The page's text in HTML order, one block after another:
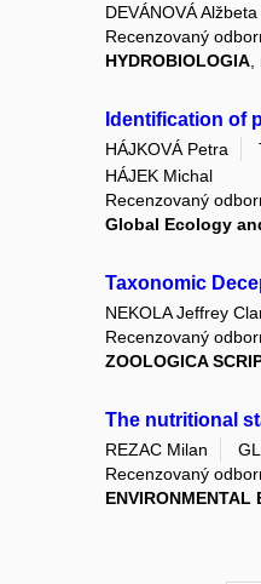
DEVÁNOVÁ Alžbeta
Recenzovaný
HYDROBIOLOGIA
Identification of
HÁJKOVÁ Petra
HÁJEK Michal
Recenzovaný
Global Ecology
Taxonomic
NEKOLA Jeffrey
Recenzovaný
ZOOLOGICA
The nutritional
REZAC Milan
Recenzovaný
ENVIRONMENTAL